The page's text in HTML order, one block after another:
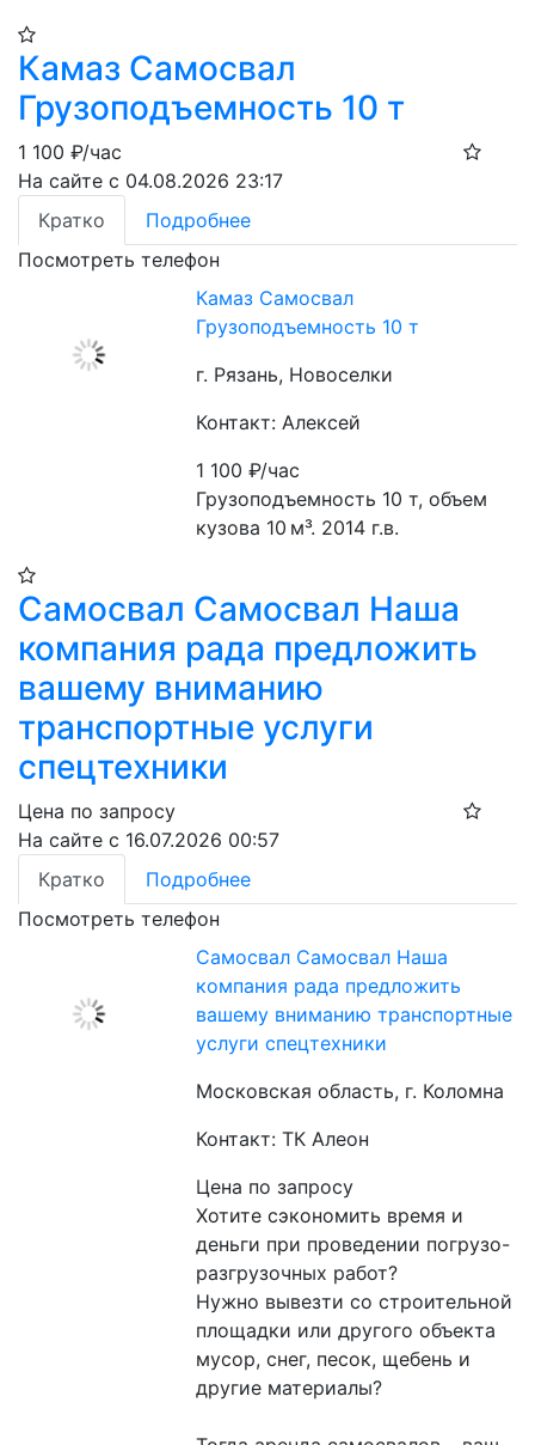
Камаз Самосвал
Грузоподъемность 10 т
1 100 ₽/час
На сайте с 04.08.2026 23:17
Кратко
Подробнее
Посмотреть телефон
Камаз Самосвал
Грузоподъемность 10 т
г. Рязань, Новоселки
Контакт: Алексей
1 100₽/час
Грузоподъемность 10 т, объем
кузова 10 м³. 2014 г.в.
Самосвал Самосвал Наша
компания рада предложить
вашему вниманию
транспортные услуги
спецтехники
Цена по запросу
На сайте с 16.07.2026 00:57
Кратко
Подробнее
Посмотреть телефон
Самосвал Самосвал Наша
компания рада предложить
вашему вниманию транспортные
услуги спецтехники
Московская область, г. Коломна
Контакт: ТК Алеон
Цена по запросу
Хотите сэкономить время и
деньги при проведении погрузо-
разгрузочных работ?
Нужно вывезти со строительной
площадки или другого объекта
мусор, снег, песок, щебень и
другие материалы?